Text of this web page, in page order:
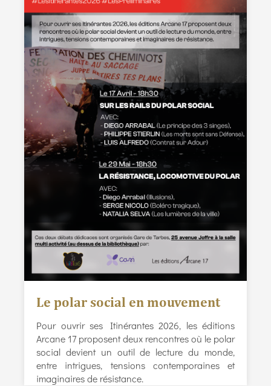
Le polar social en mouvement
Pour ouvrir ses Itinérantes 2026, les éditions
Arcane 17 proposent deux rencontres où le polar
social devient un outil de lecture du monde,
entre intrigues, tensions contemporaines et
imaginaires de résistance.